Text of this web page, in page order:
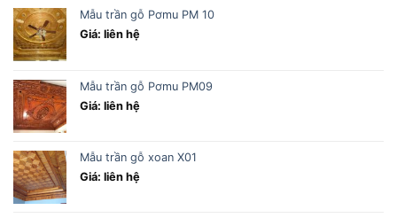
Mẫu trần gỗ Pơmu PM 10
Giá: liên hệ
Mẫu trần gỗ Pơmu PM09
Giá: liên hệ
Mẫu trần gỗ xoan X01
Giá: liên hệ